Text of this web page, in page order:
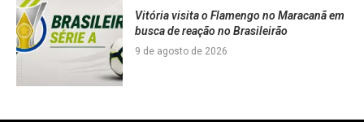
Vitória visita o Flamengo no Maracanã em
busca de reação no Brasileirão
9 de agosto de 2026